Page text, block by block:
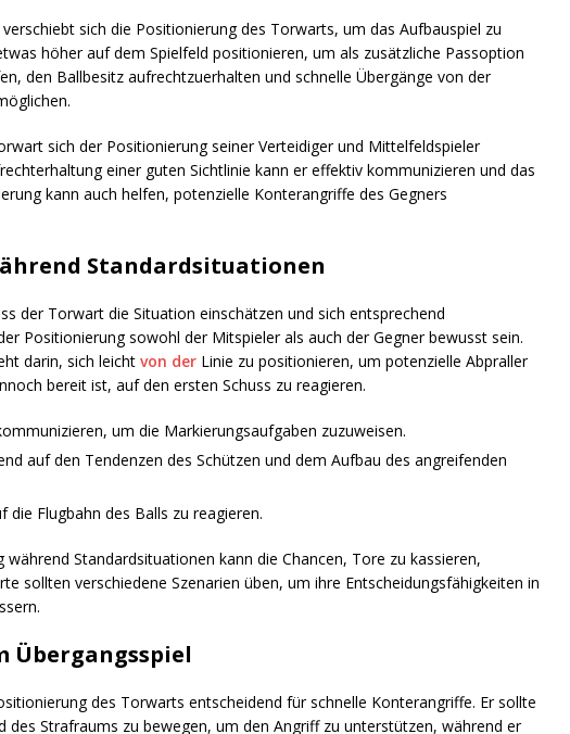
sich die Positionierung des Torwarts, um das Aufbauspiel zu
höher auf dem Spielfeld positionieren, um als zusätzliche Passoption
den Ballbesitz aufrechtzuerhalten und schnelle Übergänge von der
sich der Positionierung seiner Verteidiger und Mittelfeldspieler
einer guten Sichtlinie kann er effektiv kommunizieren und das
kann auch helfen, potenzielle Konterangriffe des Gegners
Standardsituationen
der Torwart die Situation einschätzen und sich entsprechend
Positionierung sowohl der Mitspieler als auch der Gegner bewusst sein.
darin, sich leicht von der Linie zu positionieren, um potenzielle Abpraller
bereit ist, auf den ersten Schuss zu reagieren.
um die Markierungsaufgaben zuzuweisen.
auf den Tendenzen des Schützen und dem Aufbau des angreifenden
die Flugbahn des Balls zu reagieren.
während Standardsituationen kann die Chancen, Tore zu kassieren,
sollten verschiedene Szenarien üben, um ihre Entscheidungsfähigkeiten in
Übergangsspiel
des Torwarts entscheidend für schnelle Konterangriffe. Er sollte
des Strafraums zu bewegen, um den Angriff zu unterstützen, während er